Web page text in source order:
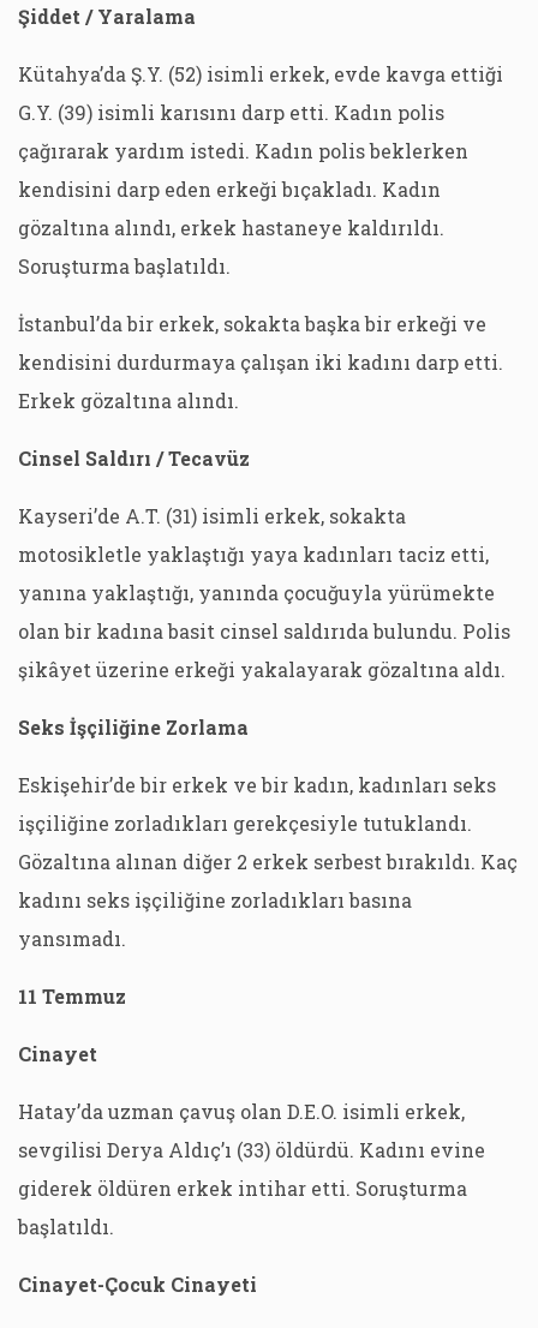
Şiddet / Yaralama
Kütahya’da Ş.Y. (52) isimli erkek, evde kavga ettiği
G.Y. (39) isimli karısını darp etti. Kadın polis
çağırarak yardım istedi. Kadın polis beklerken
kendisini darp eden erkeği bıçakladı. Kadın
gözaltına alındı, erkek hastaneye kaldırıldı.
Soruşturma başlatıldı.
İstanbul’da bir erkek, sokakta başka bir erkeği ve
kendisini durdurmaya çalışan iki kadını darp etti.
Erkek gözaltına alındı.
Cinsel Saldırı / Tecavüz
Kayseri’de A.T. (31) isimli erkek, sokakta
motosikletle yaklaştığı yaya kadınları taciz etti,
yanına yaklaştığı, yanında çocuğuyla yürümekte
olan bir kadına basit cinsel saldırıda bulundu. Polis
şikâyet üzerine erkeği yakalayarak gözaltına aldı.
Seks İşçiliğine Zorlama
Eskişehir’de bir erkek ve bir kadın, kadınları seks
işçiliğine zorladıkları gerekçesiyle tutuklandı.
Gözaltına alınan diğer 2 erkek serbest bırakıldı. Kaç
kadını seks işçiliğine zorladıkları basına
yansımadı.
11 Temmuz
Cinayet
Hatay’da uzman çavuş olan D.E.O. isimli erkek,
sevgilisi Derya Aldıç’ı (33) öldürdü. Kadını evine
giderek öldüren erkek intihar etti. Soruşturma
başlatıldı.
Cinayet-Çocuk Cinayeti